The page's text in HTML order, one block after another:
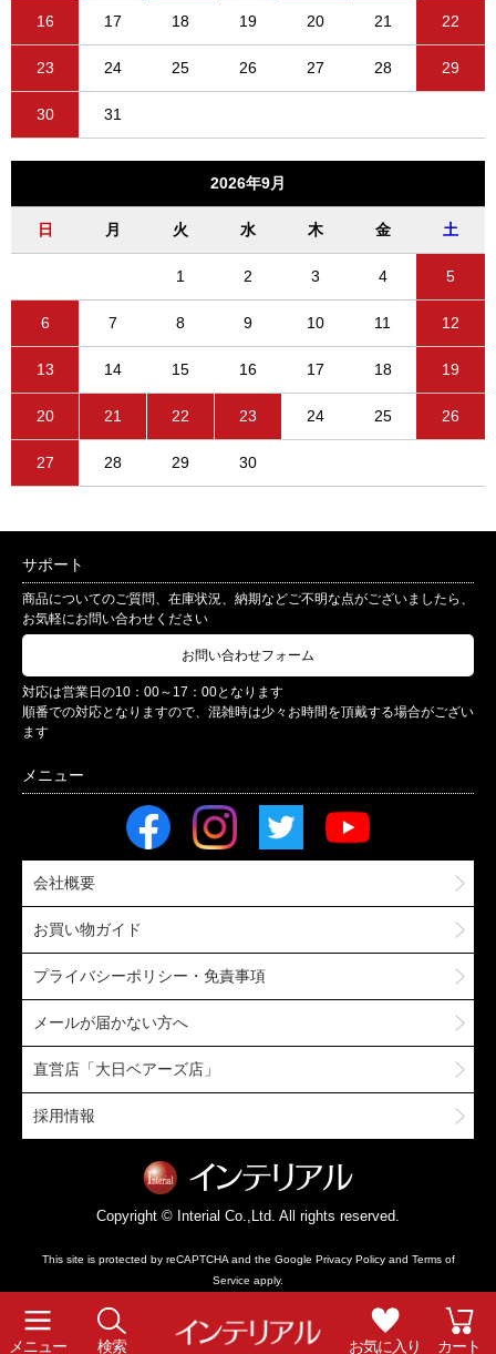
メニュー 検索 お気に入り カート
16 17 18 19 20 21 22
23 24 25 26 27 28 29
30 31
2026年9月
日 月 火 水 木 金 土
1 2 3 4 5
6 7 8 9 10 11 12
13 14 15 16 17 18 19
20 21 22 23 24 25 26
27 28 29 30
サポート
商品についてのご質問、在庫状況、納期などご不明な点がございましたら、
お気軽にお問い合わせください
お問い合わせフォーム
対応は営業日の10：00～17：00となります
順番での対応となりますので、混雑時は少々お時間を頂戴する場合がござい
ます
会社概要
お買い物ガイド
プライバシーポリシー・免責事項
メールが届かない方へ
直営店「大日ベアーズ店」
採用情報
Copyright © Interial Co.,Ltd. All rights reserved.
This site is protected by reCAPTCHA and the Google Privacy Policyand Terms of
Service apply.